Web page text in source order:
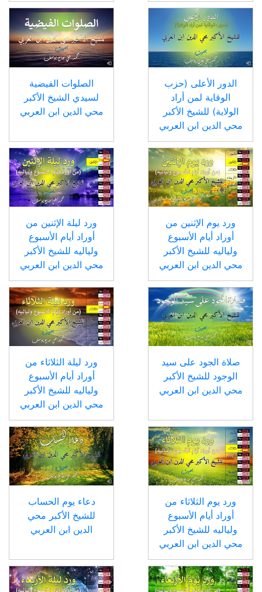
الدور الأعلى (حزب
الوقاية لمن أراد
الولاية) للشيخ الأكبر
محي الدين ابن العربي
الصلوات الفيضية
لسيدي الشيخ الأكبر
محي الدين ابن العربي
ورد يوم الإثنين من
أوراد أيام الأسبوع
ولياليه للشيخ الأكبر
محي الدين ابن العربي
ورد ليلة الإثنين من
أوراد أيام الأسبوع
ولياليه للشيخ الأكبر
محي الدين ابن العربي
صلاة الجود على سيد
الوجود للشيخ الأكبر
محي الدين ابن العربي
ورد ليلة الثلاثاء من
أوراد أيام الأسبوع
ولياليه للشيخ الأكبر
محي الدين ابن العربي
ورد يوم الثلاثاء من
أوراد أيام الأسبوع
ولياليه للشيخ الأكبر
محي الدين ابن العربي
دعاء يوم الحساب
للشيخ الأكبر محي
الدين ابن العربي